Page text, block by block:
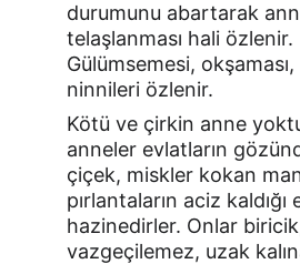
durumunu abartarak
telaşlanması hali özlenir.
Gülümsemesi, okşaması,
ninnileri özlenir.
Kötü ve çirkin anne
anneler evlatların
çiçek, miskler kokan
pırlantaların aciz kaldığı
hazinedirler. Onlar
vazgeçilemez, uzak